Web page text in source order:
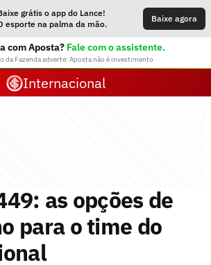
grátis o app do Lance!
esporte na palma da mão.
Baixe agora
com Aposta? Fale com o assistente.
da Fazenda adverte: Aposta não é investimento
Internacional
as opções de
para o time do